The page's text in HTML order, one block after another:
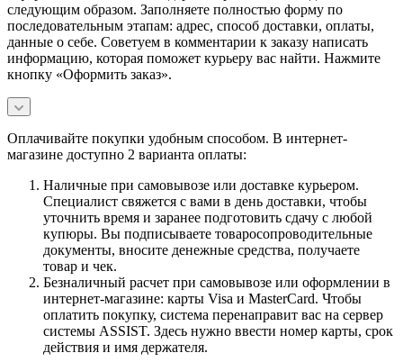
следующим образом. Заполняете полностью форму по
последовательным этапам: адрес, способ доставки, оплаты,
данные о себе. Советуем в комментарии к заказу написать
информацию, которая поможет курьеру вас найти. Нажмите
кнопку «Оформить заказ».
Оплачивайте покупки удобным способом. В интернет-
магазине доступно 2 варианта оплаты:
Наличные при самовывозе или доставке курьером.
Специалист свяжется с вами в день доставки, чтобы
уточнить время и заранее подготовить сдачу с любой
купюры. Вы подписываете товаросопроводительные
документы, вносите денежные средства, получаете
товар и чек.
Безналичный расчет при самовывозе или оформлении в
интернет-магазине: карты Visa и MasterCard. Чтобы
оплатить покупку, система перенаправит вас на сервер
системы ASSIST. Здесь нужно ввести номер карты, срок
действия и имя держателя.